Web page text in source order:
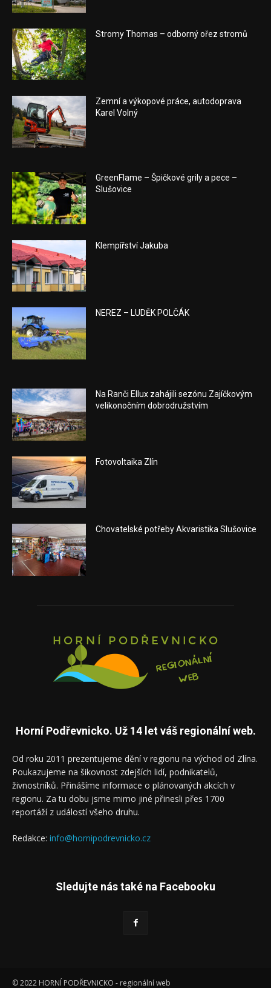
Stromy Thomas – odborný ořez stromů
Zemní a výkopové práce, autodoprava
Karel Volný
GreenFlame – Špičkové grily a pece –
Slušovice
Klempířství Jakuba
NEREZ – LUDĚK POLČÁK
Na Ranči Ellux zahájili sezónu Zajíčkovým
velikonočním dobrodružstvím
Fotovoltaika Zlín
Chovatelské potřeby Akvaristika Slušovice
Horní Podřevnicko. Už 14 let váš regionální web.
Od roku 2011 prezentujeme dění v regionu na východ od Zlína.
Poukazujeme na šikovnost zdejších lidí, podnikatelů,
živnostníků. Přinášíme informace o plánovaných akcích v
regionu. Za tu dobu jsme mimo jiné přinesli přes 1700
reportáží z událostí všeho druhu.
Redakce: info@hornipodrevnicko.cz
Sledujte nás také na Facebooku
© 2022 HORNÍ PODŘEVNICKO - regionální web